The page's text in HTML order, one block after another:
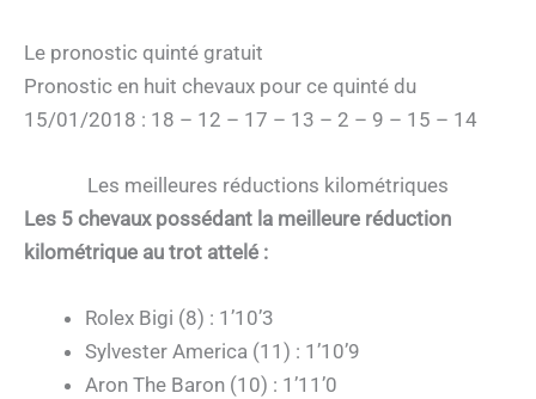
Le pronostic quinté gratuit
Pronostic en huit chevaux pour ce quinté du
15/01/2018 : 18 – 12 – 17 – 13 – 2 – 9 – 15 – 14
Les meilleures réductions kilométriques
Les 5 chevaux possédant la meilleure réduction
kilométrique au trot attelé :
Rolex Bigi (8) : 1’10’3
Sylvester America (11) : 1’10’9
Aron The Baron (10) : 1’11’0